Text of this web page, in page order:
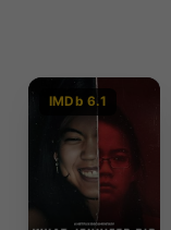
IMDb 6.1